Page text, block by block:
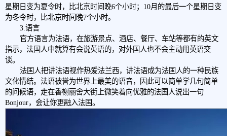
星期日变为夏令时，比北京时间晚6个小时；10月的最后一个星期日变
为冬令时，比北京时间晚7个小时。
3.语言
官方语言为法语，在旅游景点、酒店、餐厅、车站等都有的英文
指示，法国人中就算有会说英语的，对外国人也不会主动用英语交
谈。
法国人把讲法语视作热爱法兰西，讲法语成为法国人的一种民族
文化情结。法语被誉为世界上最美的语音，因此可以简单学几句简单
的问候语，走在香榭丽舍大街上微笑着向优雅的法国人说出一句
Bonjour，会让你更融入法国。